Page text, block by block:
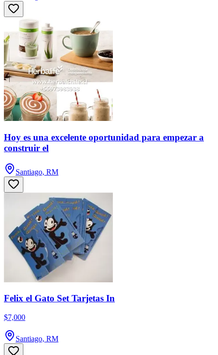
Hoy es una excelente oportunidad para empezar a
construir el
Santiago, RM
Felix el Gato Set Tarjetas In
$7,000
Santiago, RM